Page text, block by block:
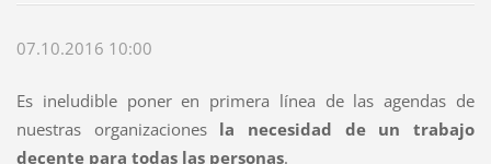
07.10.2016 10:00
Es ineludible poner en primera línea de las agendas de
nuestras organizaciones la necesidad de un trabajo
decente para todas las personas.